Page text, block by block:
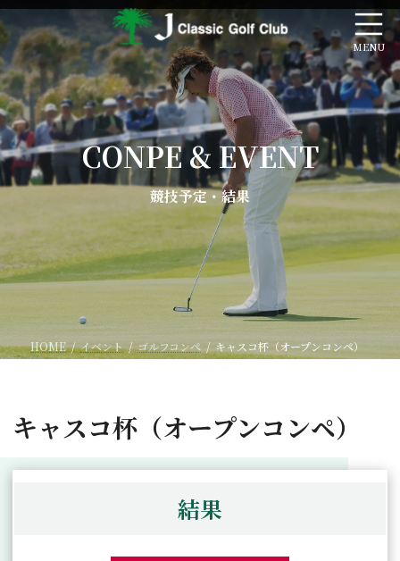
コ
ン
テ
ン
ツ
へ
ス
キ
ッ
プ
ナ
ビ
ゲ
ー
シ
ョ
ン
に
移
動
CONPE & EVENT
競技予定・結果
HOME イベント ゴルフコンペ キャスコ杯（オープンコンペ）
キャスコ杯（オープンコンペ）
結果